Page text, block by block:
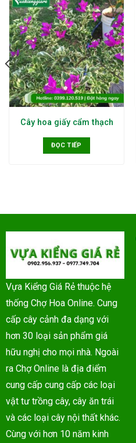
Cây hoa giấy cẩm thạch
ĐỌC TIẾP
Vựa Kiểng Giá Rẻ thuộc hệ
thống Chợ Hoa Online. Cung
cấp cây cảnh đa dạng với
hơn 30 loại sản phẩm giá
hữu nghị cho mọi nhà. Ngoài
ra Chợ Online là địa điểm
cung cấp cung cấp các loại
vật tư trồng cây, cây ăn trái
và các loại cây nội thất khác.
Cùng với hơn 10 năm kinh